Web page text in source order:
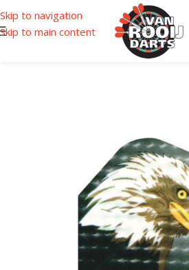
Skip to navigation
Skip to main content